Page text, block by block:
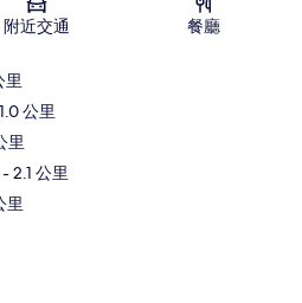
地圖
附近交通 餐廳
里
公里
里
- 2.1 公里
里